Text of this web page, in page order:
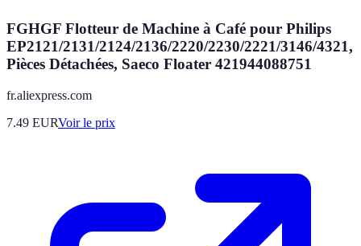
FGHGF Flotteur de Machine à Café pour Philips
EP2121/2131/2124/2136/2220/2230/2221/3146/4321,
Pièces Détachées, Saeco Floater 421944088751
fr.aliexpress.com
7.49 EURVoir le prix